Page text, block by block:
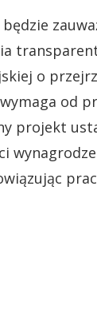
o
od
projekt